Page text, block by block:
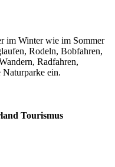
im Winter wie im Sommer
Rodeln, Bobfahren,
Radfahren,
ein.
Tourismus